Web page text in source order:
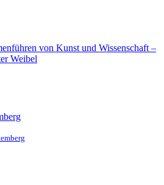
von Kunst und Wissenschaft –
Weibel